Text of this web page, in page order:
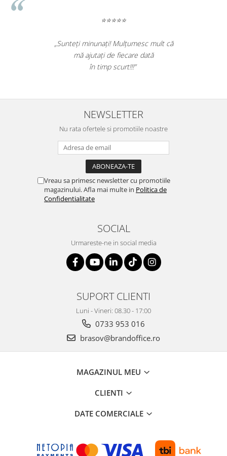
⭐⭐⭐⭐⭐
„Sunteți minunați! Mulțumesc mult că
mă ajutați de fiecare dată
în timp scurt!!!”
NEWSLETTER
Nu rata ofertele si promotiile noastre
Vreau sa primesc newsletter cu promotiile
magazinului. Afla mai multe in Politica de
Confidentialitate
SOCIAL
Urmareste-ne in social media
SUPORT CLIENTI
Luni - Vineri: 08.30 - 17:00
0733 953 016
brasov@brandoffice.ro
MAGAZINUL MEU
CLIENTI
DATE COMERCIALE